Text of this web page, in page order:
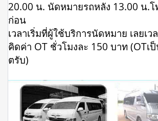
20.00 น. นัดหมายรถหลัง 13.00 น.โ
ก่อน
เวลาเริ่มที่ผู้ใช้บริการนัดหมาย เลยเ
คิดค่า OT ชั่วโมงละ 150 บาท (OTเ
ตรับ)